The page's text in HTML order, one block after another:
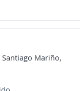
Santiago Mariño,